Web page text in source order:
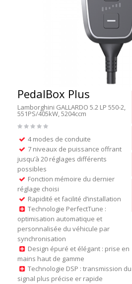
PedalBox Plus
Lamborghini GALLARDO 5.2 LP 550-2,
551PS/405kW, 5204ccm
4 modes de conduite
7 niveaux de puissance offrant
jusqu’à 20 réglages différents
possibles
Fonction mémoire du dernier
réglage choisi
Rapidité et facilité d’installation
Technologie PerfectTune :
optimisation automatique et
personnalisée du véhicule par
synchronisation
Design épuré et élégant : prise en
mains haut de gamme
Technologie DSP : transmission du
signal plus précise er rapide